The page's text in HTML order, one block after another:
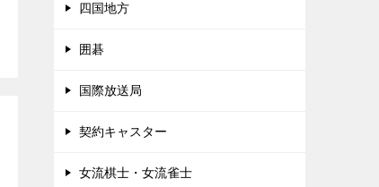
四国地方
囲碁
国際放送局
契約キャスター
女流棋士・女流雀士